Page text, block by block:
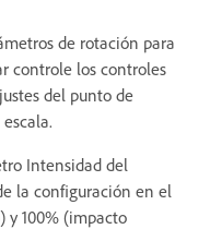
de rotación para
controle los controles
del punto de
Intensidad del
la configuración en el
y 100% (impacto